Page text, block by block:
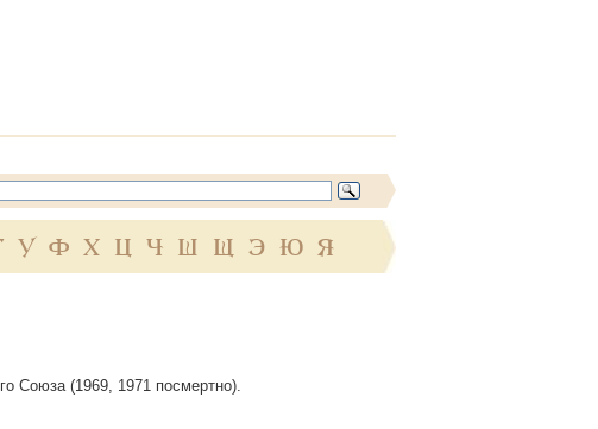
У Ф Х Ц Ч Ш Щ Э Ю Я
Союза (1969, 1971 посмертно).